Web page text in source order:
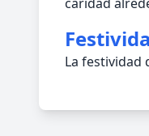
La festividad